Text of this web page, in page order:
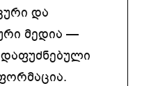
და
მედია —